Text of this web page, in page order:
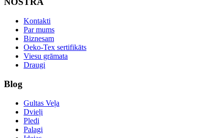
Kontakti
Par mums
Biznesam
Oeko-Tex sertifikāts
Viesu grāmata
Draugi
Blog
Gultas Veļa
Dvieļi
Pledi
Palagi